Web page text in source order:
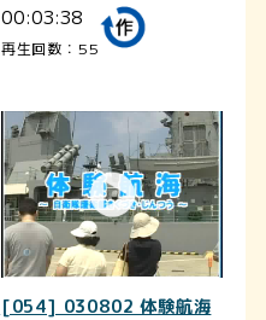
00:03:38
再生回数：55
[054] 030802 体験航海